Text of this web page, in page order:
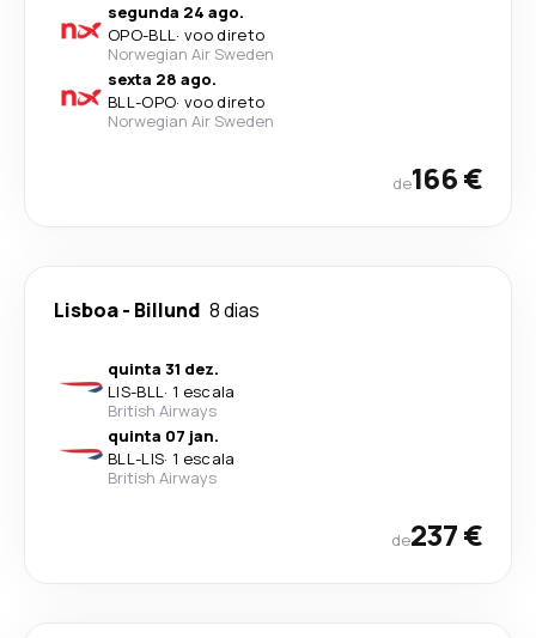
segunda 24 ago.
OPO-BLL· voo direto
Norwegian Air Sweden
sexta 28 ago.
BLL-OPO· voo direto
Norwegian Air Sweden
de166 €
Lisboa- Billund 8 dias
quinta 31 dez.
LIS-BLL· 1 escala
British Airways
quinta 07 jan.
BLL-LIS· 1 escala
British Airways
de237 €